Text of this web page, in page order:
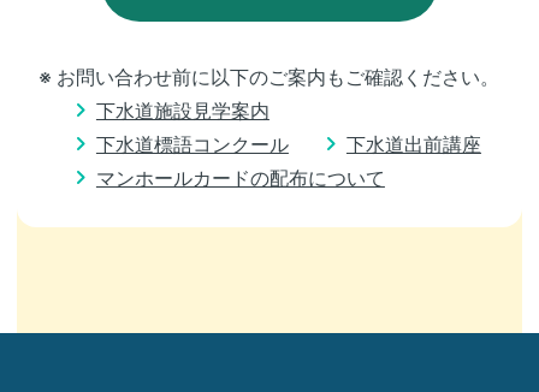
※ お問い合わせ前に以下のご案内もご確認ください。
下水道施設見学案内
下水道標語コンクール
下水道出前講座
マンホールカードの配布について